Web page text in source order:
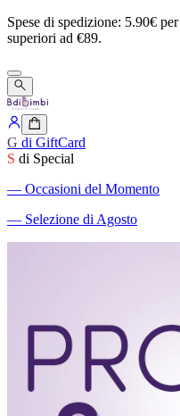
Spese di spedizione: 5.90€ per
superiori ad €89.
G di GiftCard
S di Special
― Occasioni del Momento
― Selezione di Agosto